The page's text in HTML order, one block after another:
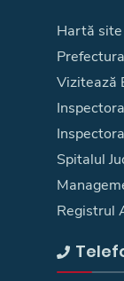
Hartă site
Vizitează
Spitalul
Registrul